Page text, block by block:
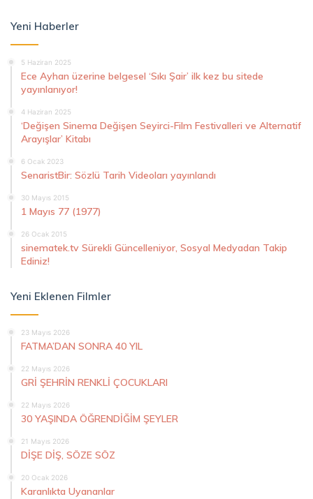
Yeni Haberler
5 Haziran 2025
Ece Ayhan üzerine belgesel ‘Sıkı Şair’ ilk kez bu sitede
yayınlanıyor!
4 Haziran 2025
‘Değişen Sinema Değişen Seyirci-Film Festivalleri ve Alternatif
Arayışlar’ Kitabı
6 Ocak 2023
SenaristBir: Sözlü Tarih Videoları yayınlandı
30 Mayıs 2015
1 Mayıs 77 (1977)
26 Ocak 2015
sinematek.tv Sürekli Güncelleniyor, Sosyal Medyadan Takip
Ediniz!
Yeni Eklenen Filmler
23 Mayıs 2026
FATMA’DAN SONRA 40 YIL
22 Mayıs 2026
GRİ ŞEHRİN RENKLİ ÇOCUKLARI
22 Mayıs 2026
30 YAŞINDA ÖĞRENDİĞİM ŞEYLER
21 Mayıs 2026
DİŞE DİŞ, SÖZE SÖZ
20 Ocak 2026
Karanlıkta Uyananlar